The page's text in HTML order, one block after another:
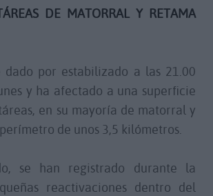
DE MATORRAL Y RETAMA
por estabilizado a las 21.00
y ha afectado a una superficie
en su mayoría de matorral y
de unos 3,5 kilómetros.
se han registrado durante la
reactivaciones dentro del